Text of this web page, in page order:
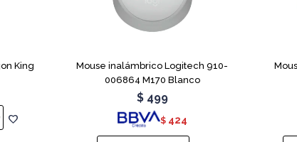
King
Mouse inalámbrico Logitech 910-
006864 M170 Blanco
$ 499
$ 424